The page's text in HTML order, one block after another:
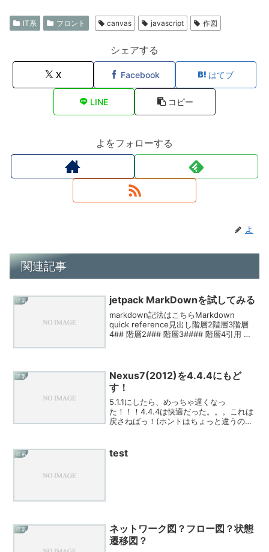
b
o
k
dI
n
IT系 フロント canvas javascript 作図
シェアする
X Facebook はてブ
LINE コピー
よをフォローする
よ
関連記事
IT系 jetpack MarkDownを試してみる
markdown記法はこちらMarkdown
quick reference見出し階層2階層3階層
4## 階層2### 階層3#### 階層4引用 引
IT系
Nexus7(2012)を4.4.4にもど
す！
5.1.1にしたら、めっちゃ遅くなっ
た！！！4.4.4は快適だった。。。これは
戻さねばっ！(ホントはちょっと違うのだ
Nexus7(2012)は、 "nakasi...
IT系 test
IT系
ネットワーク図？フロー図？状態
遷移図？